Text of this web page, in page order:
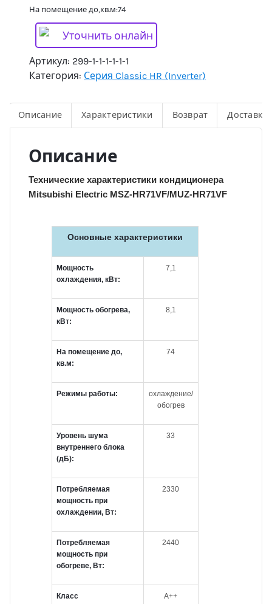
На помещение до,кв.м:74
Уточнить онлайн
Артикул: 299-1-1-1-1-1-1
Категория: Серия Classic HR (Inverter)
Описание Характеристики Возврат Доставка
Описание
Технические характеристики кондиционера
Mitsubishi Electric MSZ-HR71VF/MUZ-HR71VF
Основные характеристики
Мощность
охлаждения, кВт:
7,1
Мощность обогрева,
кВт:
8,1
На помещение до,
кв.м:
74
Режимы работы:
охлаждение/
обогрев
Уровень шума
внутреннего блока
(дБ):
33
Потребляемая
мощность при
охлаждении, Вт:
2330
Потребляемая
мощность при
обогреве, Вт:
2440
Класс
А++